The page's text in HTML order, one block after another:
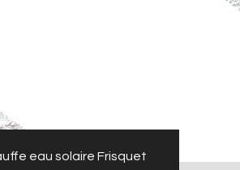
eau solaire Frisquet